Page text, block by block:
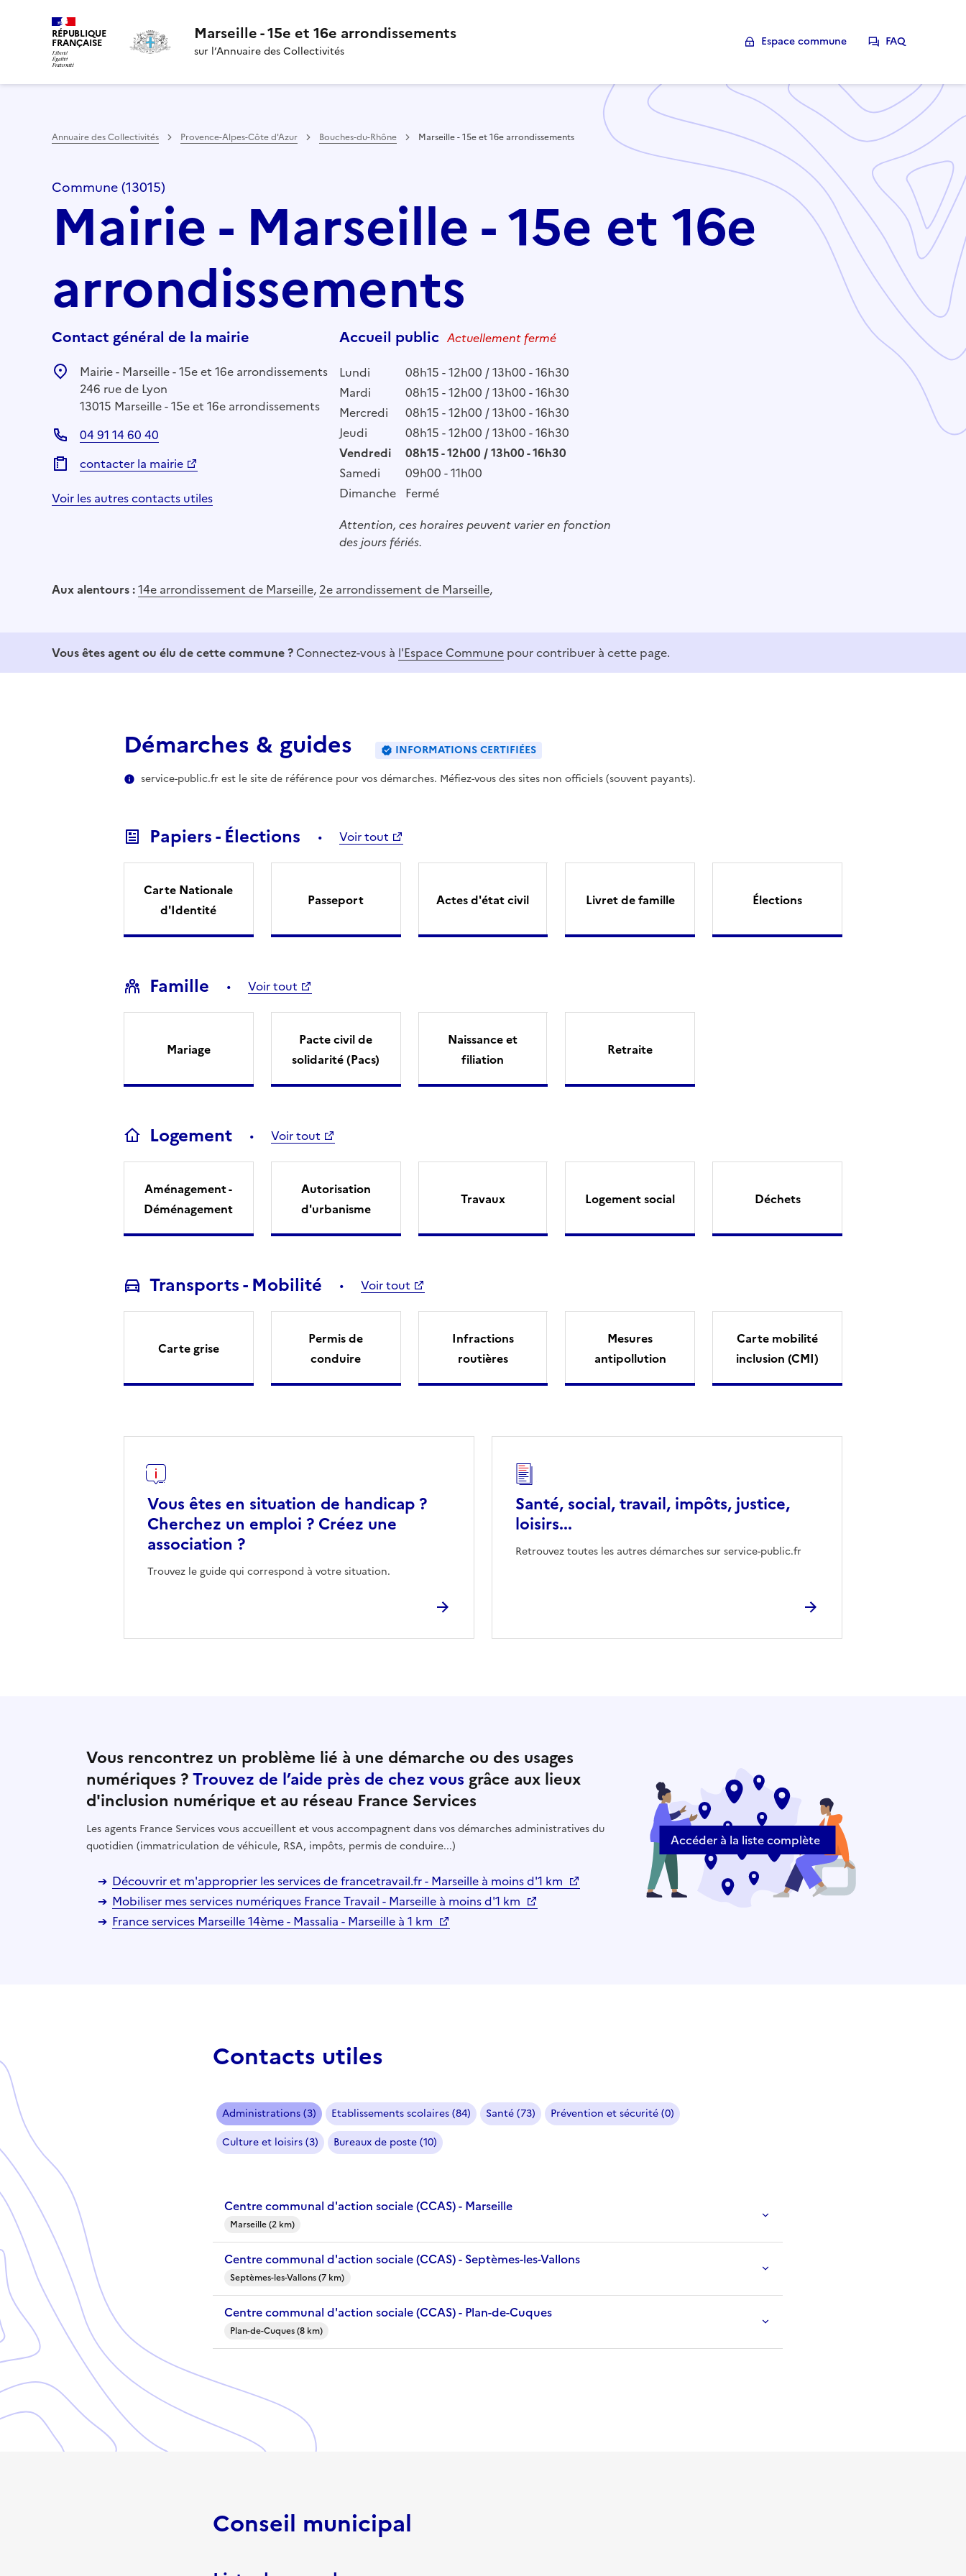
RÉPUBLIQUE
FRANÇAISE Marseille - 15e et 16e arrondissements
sur l’Annuaire des Collectivités
Espace commune FAQ
Annuaire des Collectivités Provence-Alpes-Côte d'Azur Bouches-du-Rhône Marseille - 15e et 16e arrondissements
Commune (13015)
Mairie - Marseille - 15e et 16e
arrondissements
Contact général de la mairie
Mairie - Marseille - 15e et 16e arrondissements
246 rue de Lyon
13015 Marseille - 15e et 16e arrondissements
04 91 14 60 40
contacter la mairie
Voir les autres contacts utiles
Accueil public Actuellement fermé
Lundi
08h15 - 12h00 / 13h00 - 16h30
Mardi
08h15 - 12h00 / 13h00 - 16h30
Mercredi
08h15 - 12h00 / 13h00 - 16h30
Jeudi
08h15 - 12h00 / 13h00 - 16h30
Vendredi
08h15 - 12h00 / 13h00 - 16h30
Samedi
09h00 - 11h00
Dimanche Fermé
Attention, ces horaires peuvent varier en fonction
des jours fériés.
Aux alentours :14e arrondissement de Marseille, 2e arrondissement de Marseille,
Vous êtes agent ou élu de cette commune ? Connectez-vous à l'Espace Commune pour contribuer à cette page.
Démarches & guides
INFORMATIONS CERTIFIÉES
service-public.fr est le site de référence pour vos démarches. Méfiez-vous des sites non officiels (souvent payants).
Papiers - Élections Voir tout
Carte Nationale
d'Identité
Passeport Actes d'état civil Livret de famille Élections
Famille Voir tout
Mariage
Pacte civil de
solidarité (Pacs)
Naissance et
filiation
Retraite
Logement Voir tout
Aménagement -
Déménagement
Autorisation
d'urbanisme
Travaux Logement social Déchets
Transports - Mobilité Voir tout
Carte grise
Permis de
conduire
Infractions
routières
Mesures
antipollution
Carte mobilité
inclusion (CMI)
Vous êtes en situation de handicap ?
Cherchez un emploi ? Créez une
association ?
Trouvez le guide qui correspond à votre situation.
Santé, social, travail, impôts, justice,
loisirs...
Retrouvez toutes les autres démarches sur service-public.fr
Vous rencontrez un problème lié à une démarche ou des usages
numériques ?Trouvez de l’aide près de chez vous grâce aux lieux
d'inclusion numérique et au réseau France Services
Les agents France Services vous accueillent et vous accompagnent dans vos démarches administratives du
quotidien (immatriculation de véhicule, RSA, impôts, permis de conduire...)
Découvrir et m'approprier les services de francetravail.fr - Marseille à moins d'1 km
Mobiliser mes services numériques France Travail - Marseille à moins d'1 km
France services Marseille 14ème - Massalia - Marseille à 1 km
Accéder à la liste complète
Contacts utiles
Administrations (3) Etablissements scolaires (84) Santé (73)
Prévention et sécurité (0)
Culture et loisirs (3)
Bureaux de poste (10)
Centre communal d'action sociale (CCAS) - Marseille
Marseille (2 km)
Centre communal d'action sociale (CCAS) - Septèmes-les-Vallons
Septèmes-les-Vallons (7 km)
Centre communal d'action sociale (CCAS) - Plan-de-Cuques
Plan-de-Cuques (8 km)
Conseil municipal